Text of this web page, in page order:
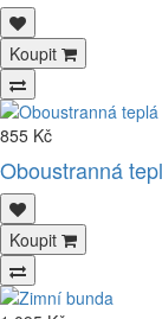
Koupit
855 Kč
Oboustranná
Koupit